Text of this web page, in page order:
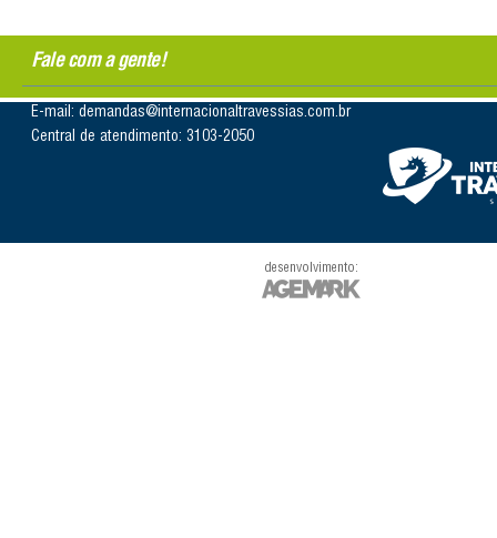
Fale com a gente!
E-mail: demandas@internacionaltravessias.com.br
Central de atendimento: 3103-2050
desenvolvimento: